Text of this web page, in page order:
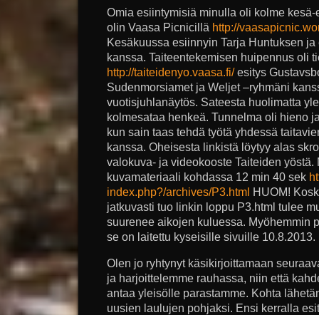
Omia esiintymisiä minulla oli kolme
olin Vaasa Picnicillä http://
Kesäkuussa esiinnyin Tarja Huntuksen
kanssa. Taiteentekemisen huipennus oli
http://taiteidenyo.vaasa.fi/esitys
Sudenmorsiamet ja Weljet –ryhmäni
vuotisjuhlanäytös. Sateesta huolimatta
kolmesataa henkeä. Tunnelma oli hieno
kun sain taas tehdä työtä yhdessä
kanssa. Oheisesta linkistä löytyy alas
valokuva- ja videokooste Taiteiden
kuvamateriaali kohdassa 12 min 40 sek
index.php?/archives/P3.html HUOM!
jatkuvasti tuo linkin loppu P3.html tulee
suurenee aikojen kuluessa. Myöhemmin
se on laitettu kyseisille sivuille 10.8.2013.
Olen jo ryhtynyt käsikirjoittamaan
ja harjoittelemme rauhassa, niin että
antaa yleisölle parastamme. Kohta
uusien laulujen pohjaksi. Ensi kerralla